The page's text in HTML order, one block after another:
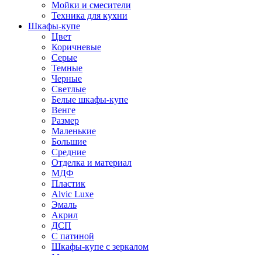
Мойки и смесители
Техника для кухни
Шкафы-купе
Цвет
Коричневые
Серые
Темные
Черные
Светлые
Белые шкафы-купе
Венге
Размер
Маленькие
Большие
Средние
Отделка и материал
МДФ
Пластик
Alvic Luxe
Эмаль
Акрил
ДСП
С патиной
Шкафы-купе с зеркалом